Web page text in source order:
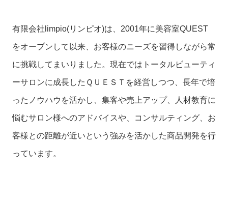
有限会社limpio(リンピオ)は、2001年に美容室QUEST
をオープンして以来、お客様のニーズを習得しながら常
に挑戦してまいりました。​​​​​現在ではトータルビューティ
ーサロンに成長したＱＵＥＳＴを経営しつつ、長年で培
ったノウハウを活かし、集客や売上アップ、人材教育に
悩むサロン様へのアドバイスや、コンサルティング、お
客様との距離が近いという強みを活かした商品開発を行
っています。